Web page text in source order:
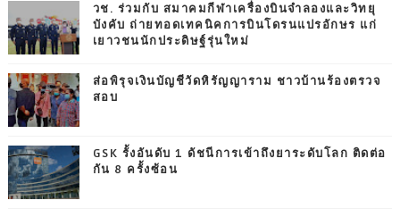
วช. ร่วมกับ สมาคมกีฬาเครื่องบินจำลองและวิทยุ
บังคับ ถ่ายทอดเทคนิคการบินโดรนแปรอักษร แก่
เยาวชนนักประดิษฐ์รุ่นใหม่
ส่อพิรุจเงินบัญชีวัดหิรัญญาราม ชาวบ้านร้องตรวจ
สอบ
GSK รั้งอันดับ 1 ดัชนีการเข้าถึงยาระดับโลก ติดต่อ
กัน 8 ครั้งซ้อน